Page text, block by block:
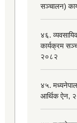
सञ्चालन)
४६.
कार्यक्रम
२०८२
४५.
आर्थिक ऐन,